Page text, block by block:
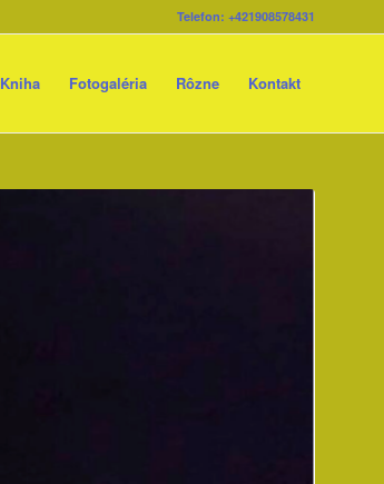
Telefon: +421908578431
Kniha Fotogaléria Rôzne Kontakt